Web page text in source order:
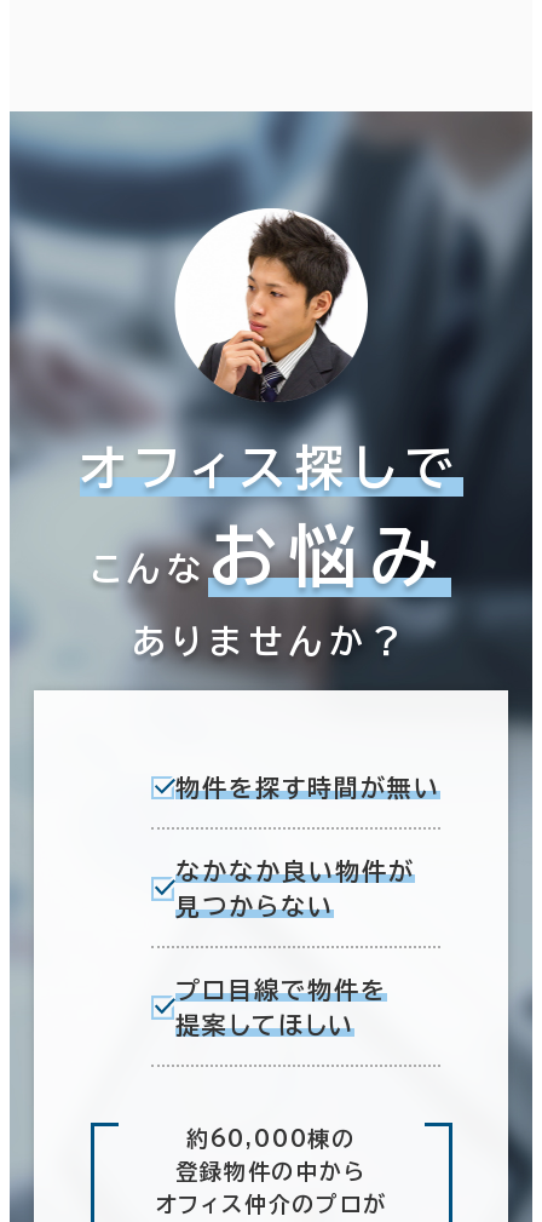
オフィス探しで
こんなお悩み
ありませんか？
物件を探す時間が無い
なかなか良い物件が
見つからない
プロ目線で物件を
提案してほしい
約60,000棟の
登録物件の中から
オフィス仲介のプロが